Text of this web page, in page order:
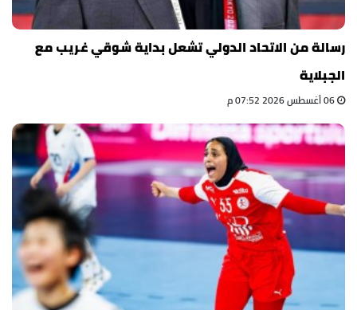
رسالة من الاتحاد الدولي تشعل بداية شوقي غريب مع
الجبلاية